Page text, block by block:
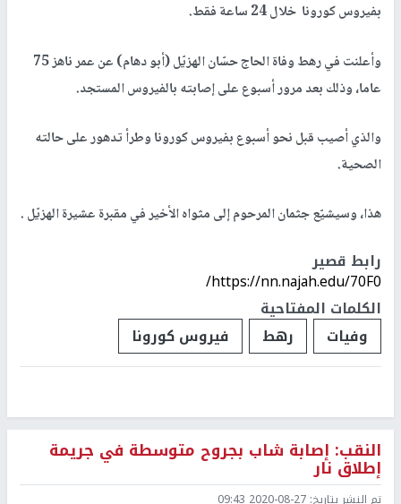
بفيروس كورونا خلال 24 ساعة فقط.
وأعلنت في رهط وفاة الحاج حسّان الهزيّل (أبو دهام) عن عمر ناهز 75
عاما، وذلك بعد مرور أسبوع على إصابته بالفيروس المستجد.
والذي أصيب قبل نحو أسبوع بفيروس كورونا وطرأ تدهور على حالته
الصحية.
هذا، وسيشيّع جثمان المرحوم إلى مثواه الأخير في مقبرة عشيرة الهزيّل .
رابط قصير
https://nn.najah.edu/70F0/
الكلمات المفتاحية
وفيات
رهط فيروس كورونا
النقب: إصابة شاب بجروح متوسطة في جريمة
إطلاق نار